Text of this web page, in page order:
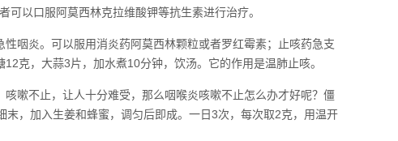
以口服阿莫西林克拉维酸钾等抗生素进行治疗。
咽炎。可以服用消炎药阿莫西林颗粒或者罗红霉素；止咳药急支
克，大蒜3片，加水煮10分钟，饮汤。它的作用是温肺止咳。
嗽不止，让人十分难受，那么咽喉炎咳嗽不止怎么办才好呢？僵
，加入生姜和蜂蜜，调匀后即成。一日3次，每次取2克，用温开